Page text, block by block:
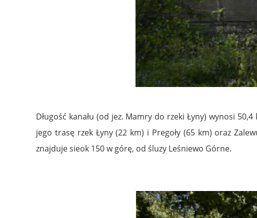
Długość kanału (od jez. Mamry do rzeki Łyny) wynosi
jego trasę rzek Łyny (22 km) i Pregoły (65 km) oraz
znajduje sieok 150 w górę, od śluzy Leśniewo Górne.